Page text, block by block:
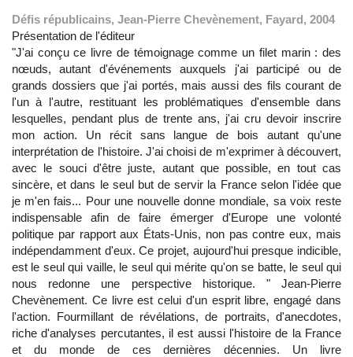
Défis républicains, Jean-Pierre Chevènement, Fayard, 2004
Présentation de l'éditeur
"J'ai conçu ce livre de témoignage comme un filet marin : des
nœuds, autant d'événements auxquels j'ai participé ou de
grands dossiers que j'ai portés, mais aussi des fils courant de
l'un à l'autre, restituant les problématiques d'ensemble dans
lesquelles, pendant plus de trente ans, j'ai cru devoir inscrire
mon action. Un récit sans langue de bois autant qu'une
interprétation de l'histoire. J'ai choisi de m'exprimer à découvert,
avec le souci d'être juste, autant que possible, en tout cas
sincère, et dans le seul but de servir la France selon l'idée que
je m'en fais... Pour une nouvelle donne mondiale, sa voix reste
indispensable afin de faire émerger d'Europe une volonté
politique par rapport aux États-Unis, non pas contre eux, mais
indépendamment d'eux. Ce projet, aujourd'hui presque indicible,
est le seul qui vaille, le seul qui mérite qu'on se batte, le seul qui
nous redonne une perspective historique. " Jean-Pierre
Chevènement. Ce livre est celui d'un esprit libre, engagé dans
l'action. Fourmillant de révélations, de portraits, d'anecdotes,
riche d'analyses percutantes, il est aussi l'histoire de la France
et du monde de ces dernières décennies. Un livre